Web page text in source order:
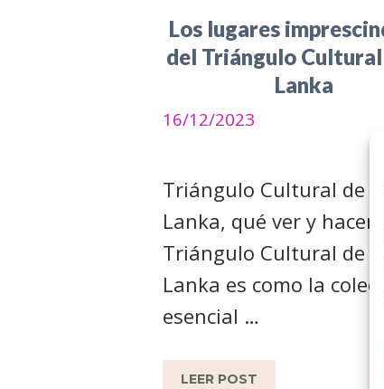
Los lugares
del Triángulo Cultural
Lanka
16/12/2023
Triángulo Cultural de
Lanka, qué ver y hacer.
Triángulo Cultural de
Lanka es como la
esencial …
LEER POST